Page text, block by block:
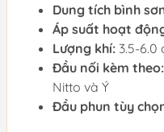
Dung tích bình
Áp suất hoạt
Lượng khí: 3.5-6.0
Đầu nối kèm theo:
Nitto và Ý
Đầu phun tùy